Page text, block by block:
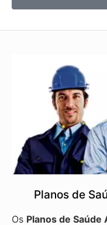
Planos de
Os Planos de Saúde